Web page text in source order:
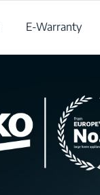
E-Warranty